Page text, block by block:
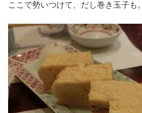
ここで勢いつけて、だし巻き玉子も。